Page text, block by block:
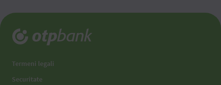
Termeni legali
Securitate